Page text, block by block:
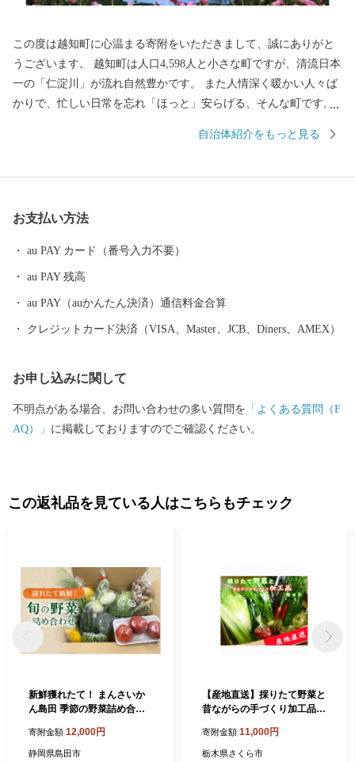
この度は越知町に心温まる寄附をいただきまして、誠にありがと
うございます。 越知町は人口4,598人と小さな町ですが、清流日本
一の「仁淀川」が流れ自然豊かです。 また人情深く暖かい人々ば
かりで、忙しい日常を忘れ「ほっと」安らげる、そんな町です。
自治体紹介をもっと見る
お支払い方法
au PAY カード（番号入力不要）
au PAY 残高
au PAY（auかんたん決済）通信料金合算
クレジットカード決済（VISA、Master、JCB、Diners、AMEX）
お申し込みに関して
不明点がある場合、お問い合わせの多い質問を 「よくある質問（F
AQ）」 に掲載しておりますのでご確認ください。
この返礼品を見ている人はこちらもチェック
新鮮獲れたて！ まんさいか
ん島田 季節の野菜詰め合わ
野菜 旬 野菜詰め合わせ 野菜
詰め合わせセット 産地直送
寄附金額 12,000円
静岡県島田市
【産地直送】採りたて野菜と
昔ながらの手づくり加工品セ
野菜セット 栃木県産 国産≫
寄附金額 11,000円
栃木県さくら市